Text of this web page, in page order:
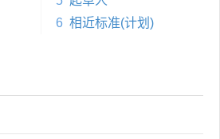
6 相近标准(计划)